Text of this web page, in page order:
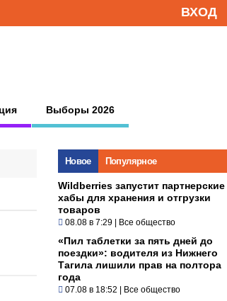
ВХОД
Выборы 2026
Новое Популярное
Wildberries запустит партнерские
хабы для хранения и отгрузки
товаров
08.08 в 7:29 | Все общество
«Пил таблетки за пять дней до
поездки»: водителя из Нижнего
Тагила лишили прав на полтора
года
07.08 в 18:52 | Все общество